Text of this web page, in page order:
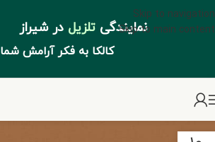
Skip to navigation
Skip to main content
نمایندگی تلزیل در شیراز
کالکا به فکر آرامش شما